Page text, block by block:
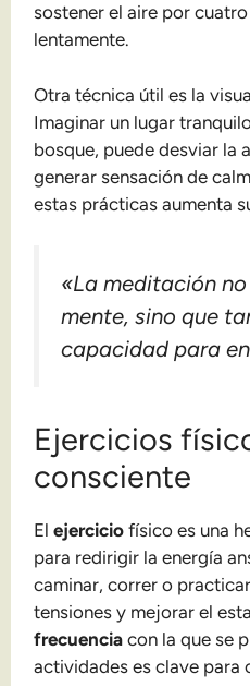
sostener el aire por
lentamente.
Otra técnica útil es la
Imaginar un lugar
bosque, puede desviar la
generar sensación de
estas prácticas aumenta
«La meditación
mente, sino que
capacidad para
Ejercicios
consciente
Elejercicio físico es una
para redirigir la energía
caminar, correr o
tensiones y mejorar el
frecuencia con la que se
actividades es clave para